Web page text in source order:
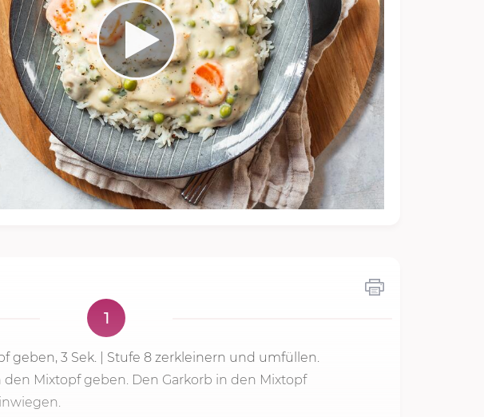
1
geben, 3 Sek. Stufe 8 zerkleinern und umfüllen.
den Mixtopf geben. Den Garkorb in den Mixtopf